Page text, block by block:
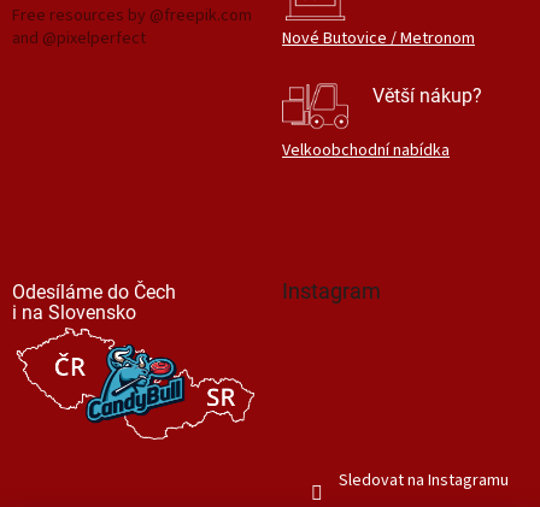
Free resources by @freepik.com
and @pixelperfect
Nové Butovice / Metronom
Větší nákup?
Velkoobchodní nabídka
Odesíláme do Čech
i na Slovensko
Instagram
Sledovat na Instagramu